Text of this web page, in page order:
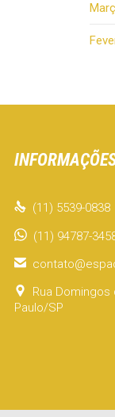
 (11) 5539-0838
(11) 94787-


Rua Domingos
Paulo/SP